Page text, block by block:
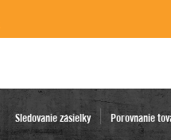
Sledovanie zásielky Porovnanie